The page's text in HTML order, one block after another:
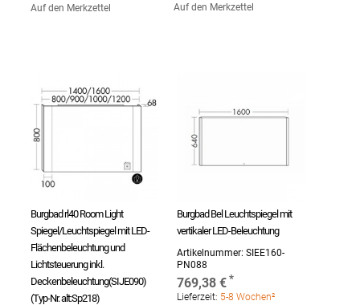
Auf den Merkzettel Auf den Merkzettel
Burgbad rl40 Room Light
Spiegel/Leuchtspiegel mit LED-
Flächenbeleuchtung und
Lichtsteuerung inkl.
Deckenbeleuchtung(SIJE090)
(Typ-Nr. alt:Sp218)
Burgbad Bel Leuchtspiegel mit
vertikaler LED-Beleuchtung
Artikelnummer:SIEE160-
PN088
769,38 €
Lieferzeit: 5-8 Wochen²